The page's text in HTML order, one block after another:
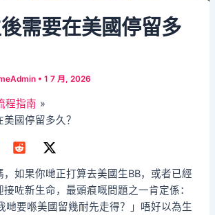
需要在美國停留多
•1 7 月, 2026
程指南
國停留多久？
如果你哋正打算去美國生BB，或者已經
咗新生命，最頭痕嘅問題之一肯定係：
哋要喺美國留幾耐先走得？」唔好以為生